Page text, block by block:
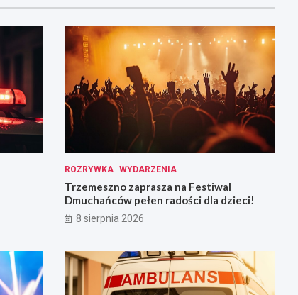
ROZRYWKA WYDARZENIA
Trzemeszno zaprasza na Festiwal
Dmuchańców pełen radości dla dzieci!
8 sierpnia 2026